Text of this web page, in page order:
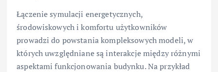
Łączenie symulacji energetycznych,
środowiskowych i komfortu użytkowników
prowadzi do powstania kompleksowych modeli, w
których uwzględniane są interakcje między różnymi
aspektami funkcjonowania budynku. Na przykład